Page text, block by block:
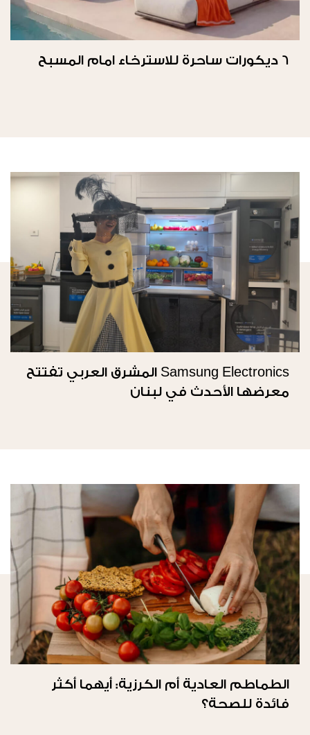
6 ديكورات ساحرة للاسترخاء امام المسبح
Samsung Electronics المشرق العربي تفتتح
معرضها الأحدث في لبنان
الطماطم العادية أم الكرزية: أيهما أكثر
فائدة للصحة؟